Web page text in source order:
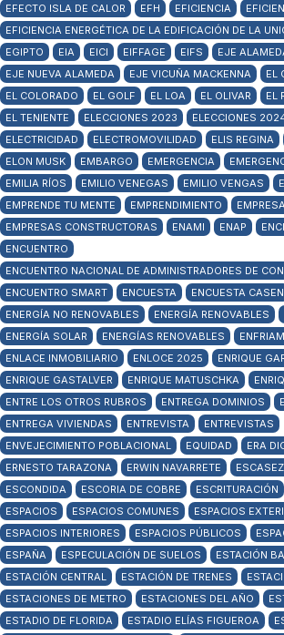
EFECTO ISLA DE CALOR
EFH EFICIENCIA
EFICIENCIA ENERGÉTICA DE LA EDIFICACIÓN DE LA
EGIPTO
EIA EICI EIFFAGE EIFS EJE
EJE NUEVA ALAMEDA
EJE VICUÑA MACKENNA
EL
EL COLORADO
EL GOLF EL LOA EL OLIVAR
EL
EL TENIENTE
ELECCIONES 2023 ELECCIONES
ELECTRICIDAD
ELECTROMOVILIDAD ELIS REGINA
ELON MUSK
EMBARGO EMERGENCIA
EMILIA RÍOS
EMILIO VENEGAS EMILIO VENGAS
EMPRENDE TU MENTE
EMPRENDIMIENTO
EMPRESAS CONSTRUCTORAS
ENAMI ENAP
ENCUENTRO
ENCUENTRO NACIONAL DE ADMINISTRADORES DE
ENCUENTRO SMART
ENCUESTA ENCUESTA CASEN
ENERGÍA NO RENOVABLES
ENERGÍA RENOVABLES
ENERGÍA SOLAR
ENERGÍAS RENOVABLES
ENLACE INMOBILIARIO
ENLOCE 2025
ENRIQUE
ENRIQUE GASTALVER
ENRIQUE MATUSCHKA
ENTRE LOS OTROS RUBROS
ENTREGA DOMINIOS
ENTREGA VIVIENDAS
ENTREVISTA
ENTREVISTAS
ENVEJECIMIENTO POBLACIONAL
EQUIDAD
ERA
ERNESTO TARAZONA
ERWIN NAVARRETE
ESCONDIDA
ESCORIA DE COBRE ESCRITURACIÓN
ESPACIOS
ESPACIOS COMUNES
ESPACIOS
ESPACIOS INTERIORES
ESPACIOS PÚBLICOS
ESPAÑA
ESPECULACIÓN DE SUELOS
ESTACIÓN
ESTACIÓN CENTRAL
ESTACIÓN DE TRENES
ESTACIONES DE METRO
ESTACIONES DEL AÑO
ESTADIO DE FLORIDA
ESTADIO ELÍAS FIGUEROA